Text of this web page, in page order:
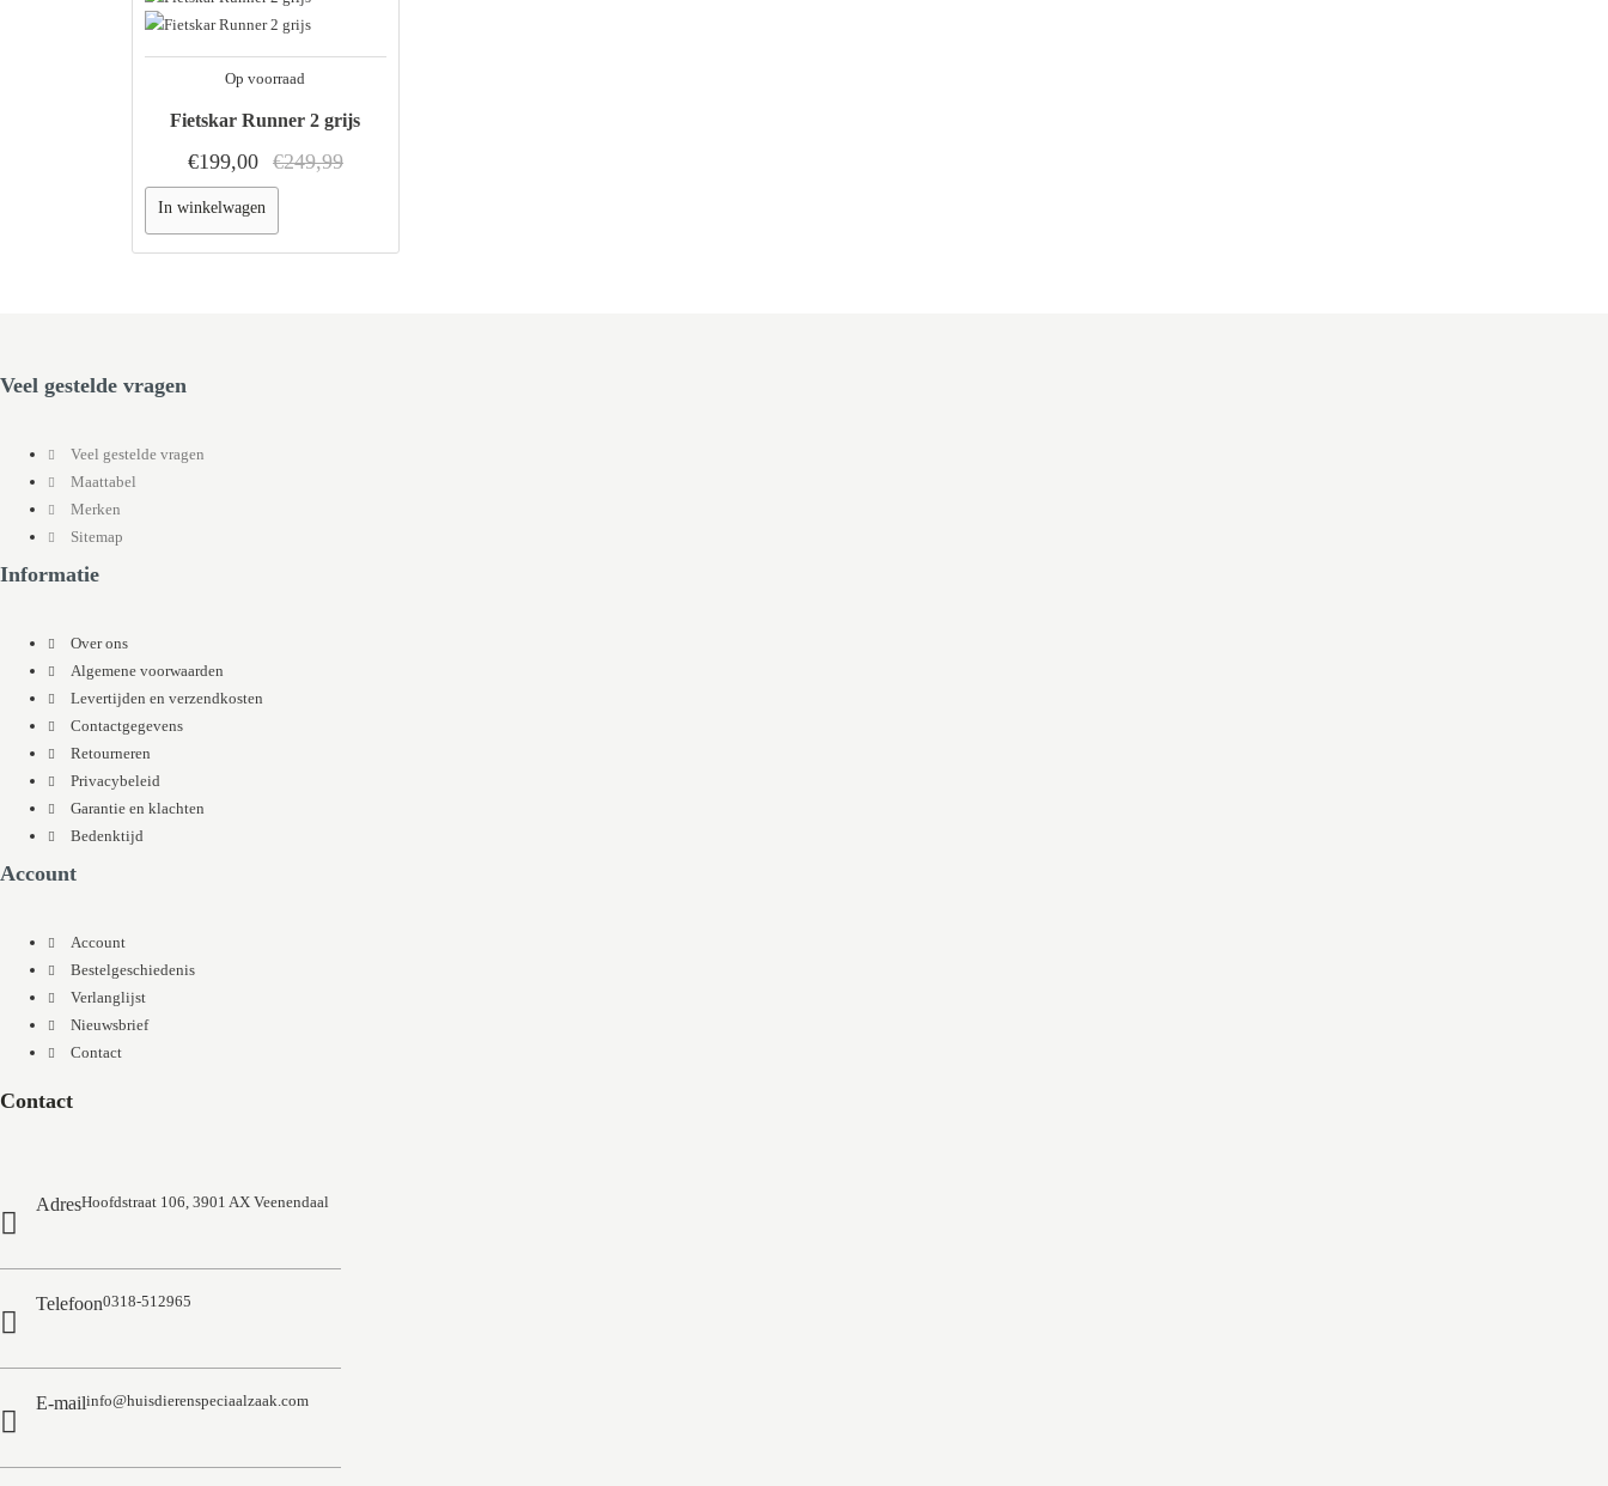
Op voorraad
Fietskar Runner 2 grijs
€199,00 €249,99
In winkelwagen
Veel gestelde vragen
Veel gestelde vragen
Maattabel
Merken
Sitemap
Informatie
Over ons
Algemene voorwaarden
Levertijden en verzendkosten
Contactgegevens
Retourneren
Privacybeleid
Garantie en klachten
Bedenktijd
Account
Account
Bestelgeschiedenis
Verlanglijst
Nieuwsbrief
Contact
Contact
AdresHoofdstraat 106, 3901 AX Veenendaal
Telefoon0318-512965
E-mailinfo@huisdierenspeciaalzaak.com